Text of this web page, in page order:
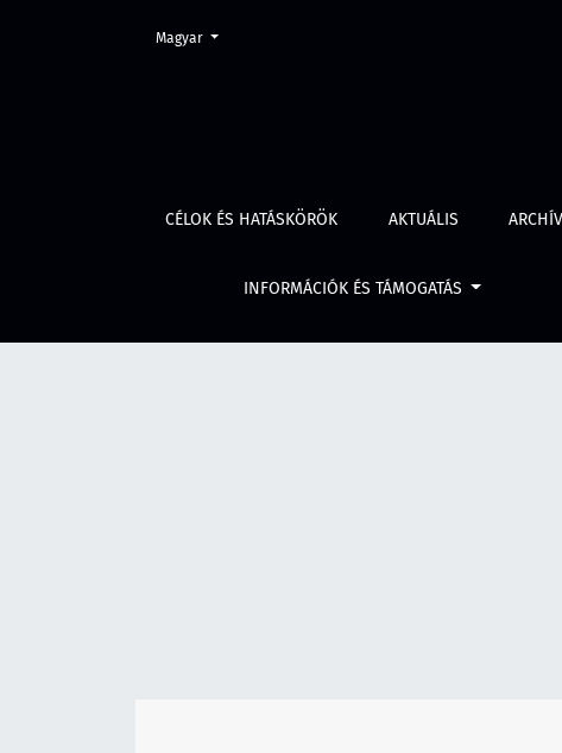
Erdély jogtörténete
CÉLOK ÉS HATÁSKÖRÖK AKTUÁLIS
INFORMÁCIÓK ÉS TÁMOGATÁS
Change the language. The current language is:
Magyar